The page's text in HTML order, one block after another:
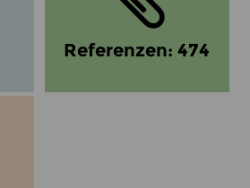
Referenzen: 474